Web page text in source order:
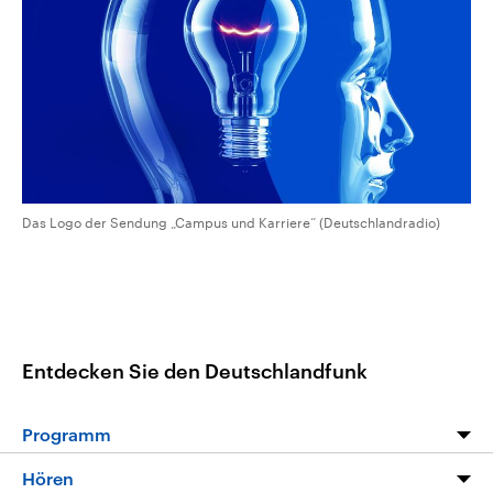
CDU, SPD und FDP regiert.-
Umfragen, Prognosen,
Wahlprogramme, aktuelle Berichte
und Hintergründe zu den Parteien
und Kandidaten der anstehenden
aktuelle Weltgeschehen.
Sendungen Programm Podcasts
Audio-Archiv
Das Logo der Sendung „Campus und Karriere“ (Deutschlandradio)
Entdecken Sie den Deutschlandfunk
Programm
Programm
Hören